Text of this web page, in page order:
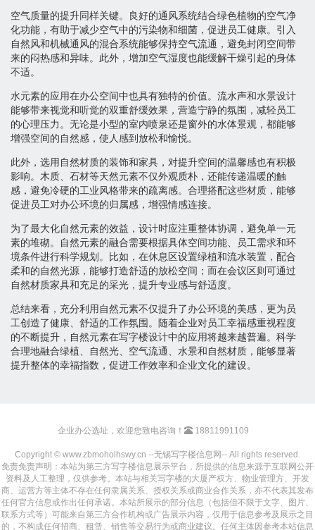
空气质量的提升同样关键。良好的通风系统结合绿色植物的空气净
化功能，有助于减少空气中的污染物和细菌，促进员工健康。引入
自然风和机械通风的混合系统能够保持空气流通，避免封闭空间带
来的闷热感和异味。此外，增加空气湿度也能缓解干燥引起的身体
不适。
水元素的应用在办公空间中也具有独特的价值。流水声和水景设计
能够带来视觉和听觉的双重舒缓效果，营造宁静的氛围，减轻员工
的心理压力。无论是小型的室内喷泉还是窗外的水体景观，都能够
增强空间的自然感，使人感到放松和愉悦。
此外，选用自然材质的装饰和家具，对提升空间的温馨感也有积极
影响。木质、石材等天然元素不仅外观质朴，还能传递温暖的触
感，避免冷硬的工业风格带来的疏离感。合理搭配这些材质，能够
促进员工对办公环境的归属感，增强情感连接。
为了最大化自然元素的效益，设计时应注重整体协调，避免单一元
素的堆砌。自然元素的融合需要根据具体空间功能、员工需求和环
境条件进行科学规划。比如，在休息区设置绿植和流水装置，配合
柔和的自然光源，能够打造舒适的放松空间；而在会议区则可通过
自然材质家具和充足的采光，提升专业感与舒适度。
总结来看，充分利用自然元素不仅提升了办公环境的美感，更为员
工创造了健康、舒适的工作氛围。随着企业对员工幸福感重视程度
的不断提升，自然元素在写字楼设计中的应用将越来越普遍。科学
合理地融合绿植、自然光、空气流通、水景和自然材质，能够显著
提升整体的幸福指数，促进工作效率和企业文化的建设。
企业办公选址，欢迎您致电咨询！ 18811991109
Copyright © www.zbmoholhswy.cn --无锡写字楼信息网-- All rights reserved.
免责免责声明：本站为第三方写字楼信息展示平台，所提供的信息来源于互联网公开
资料及人工整理，仅供参考。本站与相关写字楼的大厦产权方、物业管理方、开发
商、运营方等主体不存在任何隶属关系、授权关系或商业合作关系，亦不代表其发布
任何官方信息或作出任何承诺。本站所展示的部分信息（包括但不限于文字、图片、
联系方式等）可能来自第三方合作机构或广告展示内容，仅用于信息参考及展示之目
的，不构成任何招商、租赁、销售等交易行为或商业建议。任何主体因参考本站信息